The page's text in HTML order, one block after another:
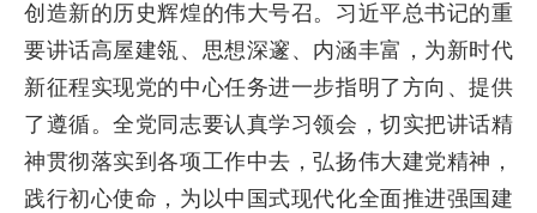
创造新的历史辉煌的伟大号召。习近平总书记的重
要讲话高屋建瓴、思想深邃、内涵丰富，为新时代
新征程实现党的中心任务进一步指明了方向、提供
了遵循。全党同志要认真学习领会，切实把讲话精
神贯彻落实到各项工作中去，弘扬伟大建党精神，
践行初心使命，为以中国式现代化全面推进强国建